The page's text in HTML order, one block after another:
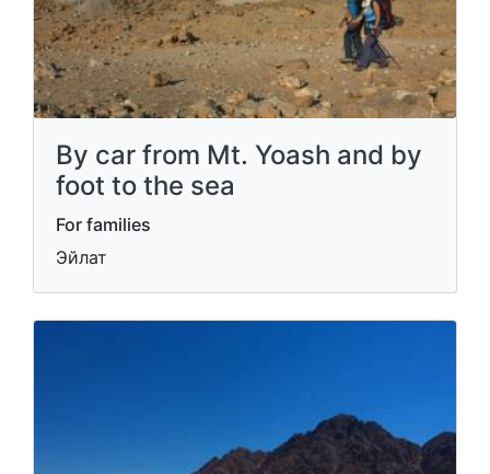
By car from Mt. Yoash and by
foot to the sea
For families
Эйлат